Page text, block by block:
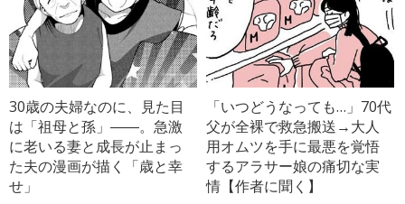
30歳の夫婦なのに、見た目
は「祖母と孫」――。急激
に老いる妻と成長が止まっ
た夫の漫画が描く「歳と幸
せ」
「いつどうなっても…」70代
父が全裸で救急搬送→大人
用オムツを手に最悪を覚悟
するアラサー娘の痛切な実
情【作者に聞く】